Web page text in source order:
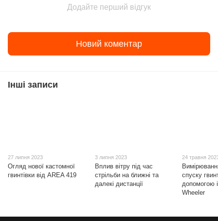
Додайте перший відгук
Новий коментар
Інші записи
27 липня 2023
Огляд нової кастомної
гвинтівки від AREA 419
3 липня 2023
Вплив вітру під час
стрільби на ближні та
далекі дистанції
24 травня
спуску
допомогою
Wheeler